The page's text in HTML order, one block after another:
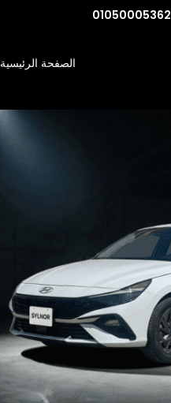
01050005362
الصفحة الرئيسية